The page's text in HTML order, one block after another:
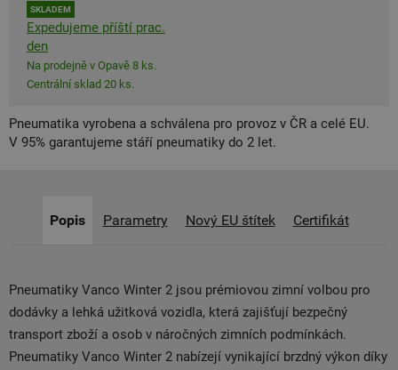
SKLADEM
Expedujeme příští prac.
den
Na prodejně v Opavě 8 ks.
Centrální sklad 20 ks.
Pneumatika vyrobena a schválena pro provoz v ČR a celé EU.
V 95% garantujeme stáří pneumatiky do 2 let.
Popis Parametry Nový EU štítek Certifikát
Pneumatiky Vanco Winter 2 jsou prémiovou zimní volbou pro
dodávky a lehká užitková vozidla, která zajišťují bezpečný
transport zboží a osob v náročných zimních podmínkách.
Pneumatiky Vanco Winter 2 nabízejí vynikající brzdný výkon díky